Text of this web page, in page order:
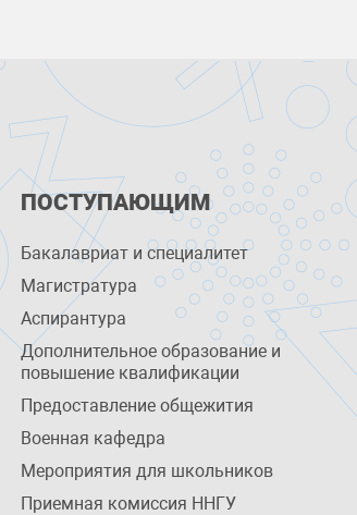
ПОСТУПАЮЩИМ
Бакалавриат и специалитет
Магистратура
Аспирантура
Дополнительное образование и
повышение квалификации
Предоставление общежития
Военная кафедра
Мероприятия для школьников
Приемная комиссия ННГУ